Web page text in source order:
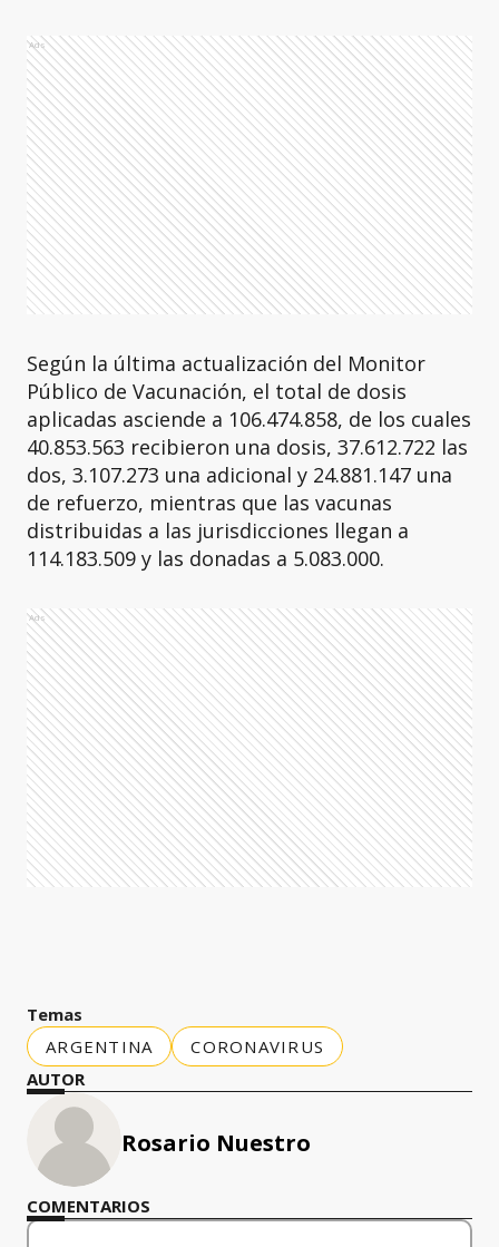
Ads
Según la última actualización del Monitor
Público de Vacunación, el total de dosis
aplicadas asciende a 106.474.858, de los cuales
40.853.563 recibieron una dosis, 37.612.722 las
dos, 3.107.273 una adicional y 24.881.147 una
de refuerzo, mientras que las vacunas
distribuidas a las jurisdicciones llegan a
114.183.509 y las donadas a 5.083.000.
Ads
Temas
ARGENTINA
CORONAVIRUS
AUTOR
Rosario Nuestro
COMENTARIOS